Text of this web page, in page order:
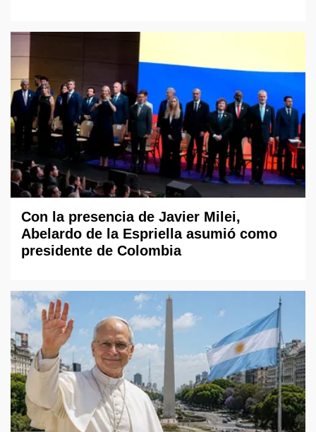
Con la presencia de Javier Milei,
Abelardo de la Espriella asumió como
presidente de Colombia